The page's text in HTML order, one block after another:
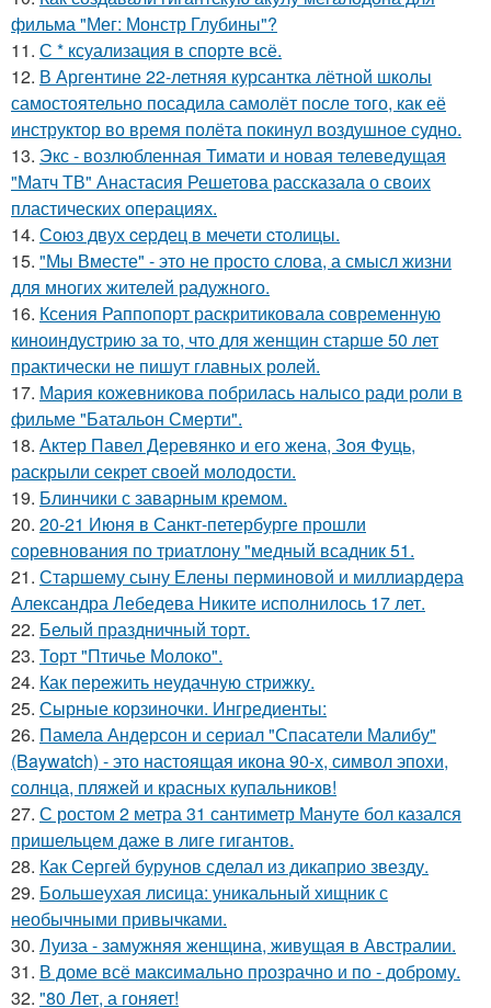
фильма "Мег: Монстр Глубины"?
11. С * ксуализация в спорте всё.
12. В Аргентине 22-летняя курсантка лётной школы
самостоятельно посадила самолёт после того, как её
инструктор во время полёта покинул воздушное судно.
13. Экс - возлюбленная Тимати и новая телеведущая
"Матч ТВ" Анастасия Решетова рассказала о своих
пластических операциях.
14. Сoюз двух cеpдец в мечети cтoлицы.
15. "Мы Вместе" - это не просто слова, а смысл жизни
для многих жителей радужного.
16. Ксения Раппопорт раскритиковала современную
киноиндустрию за то, что для женщин старше 50 лет
практически не пишут главных ролей.
17. Мария кожевникова побрилась налысо ради роли в
фильме "Батальон Смерти".
18. Актер Павел Деревянко и его жена, Зоя Фуць,
раскрыли секрет своей молодости.
19. Блинчики с заварным кремом.
20. 20-21 Июня в Санкт-петербурге прошли
соревнования по триатлону "медный всадник 51.
21. Старшему сыну Елены перминовой и миллиардера
Александра Лебедева Никите исполнилось 17 лет.
22. Белый праздничный торт.
23. Торт "Птичье Молоко".
24. Как пережить неудачную стрижку.
25. Сырные корзиночки. Ингредиенты:
26. Памела Андерсон и сериал "Спасатели Малибу"
(Baywatch) - это настоящая икона 90-х, символ эпохи,
солнца, пляжей и красных купальников!
27. С ростом 2 метра 31 сантиметр Мануте бол казался
пришельцем даже в лиге гигантов.
28. Как Сергей бурунов сделал из дикаприо звезду.
29. Большеухая лисица: уникальный хищник с
необычными привычками.
30. Луиза - замужняя женщина, живущая в Австралии.
31. В доме всё максимально прозрачно и по - доброму.
32. "80 Лет, а гоняет!